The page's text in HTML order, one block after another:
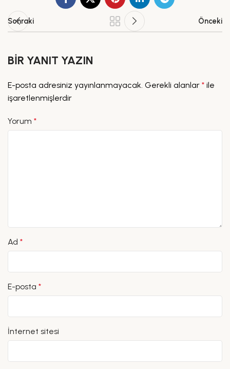
Sonraki Önceki
BIR YANIT YAZIN
E-posta adresiniz yayınlanmayacak. Gerekli alanlar * ile
işaretlenmişlerdir
Yorum *
Ad *
E-posta *
İnternet sitesi